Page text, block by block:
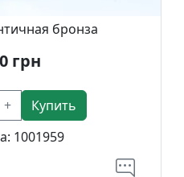
бронза
грн
+
Купить
1001959